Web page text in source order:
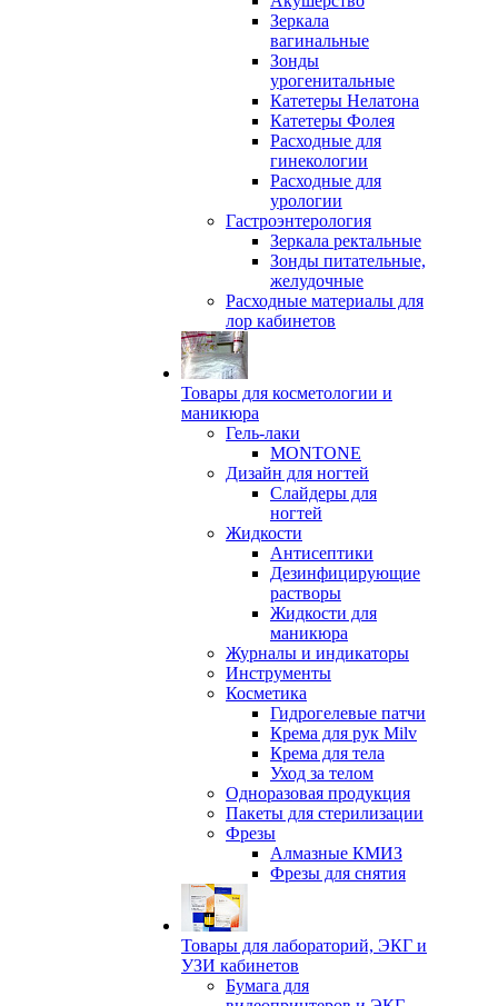
Зеркала
вагинальные
Зонды
урогенитальные
Катетеры Нелатона
Катетеры Фолея
Расходные для
гинекологии
Расходные для
урологии
Гастроэнтерология
Зеркала ректальные
Зонды питательные,
желудочные
Расходные материалы для
лор кабинетов
Товары для косметологии и
маникюра
Гель-лаки
MONTONE
Дизайн для ногтей
Слайдеры для
ногтей
Жидкости
Антисептики
Дезинфицирующие
растворы
Жидкости для
маникюра
Журналы и индикаторы
Инструменты
Косметика
Гидрогелевые патчи
Крема для рук Milv
Крема для тела
Уход за телом
Одноразовая продукция
Пакеты для стерилизации
Фрезы
Алмазные КМИЗ
Фрезы для снятия
Товары для лабораторий, ЭКГ и
УЗИ кабинетов
Бумага для